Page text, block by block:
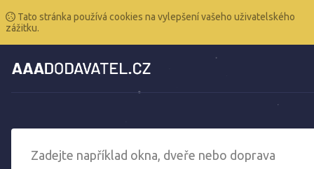
Tato stránka používá cookies na vylepšení vašeho uživatelského
zážitku.